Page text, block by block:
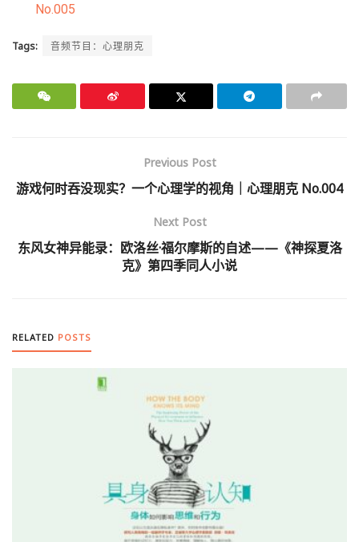
No.005
Tags: 音频节目：心理朋克
Previous Post
游戏何时吞没现实？一个心理学的视角｜心理朋克 No.004
Next Post
东风女神异能录：欧洛丝·福尔摩斯的自述——《神探夏洛
克》第四季同人小说
RELATED POSTS